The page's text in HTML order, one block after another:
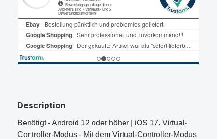
Description
Benötigt - Android 12 oder höher | iOS 17. Virtual-
Controller-Modus - Mit dem Virtual-Controller-Modus